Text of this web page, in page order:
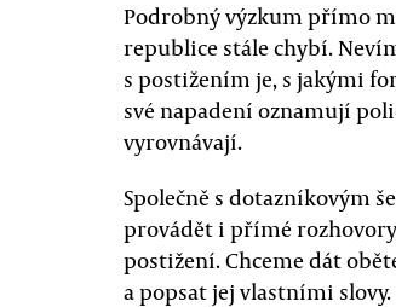
Podrobný výzkum přímo
republice stále chybí.
s postižením je, s jakými
své napadení oznamují
vyrovnávají.
Společně s dotazníkovým
provádět i přímé
postižení. Chceme dát
a popsat jej vlastními